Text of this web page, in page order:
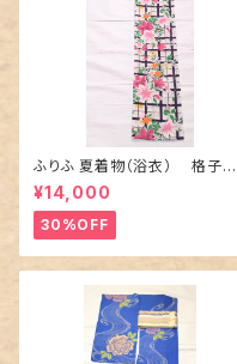
ふりふ 夏着物（浴衣） 格子に
百合や秋草花
¥14,000
30%OFF